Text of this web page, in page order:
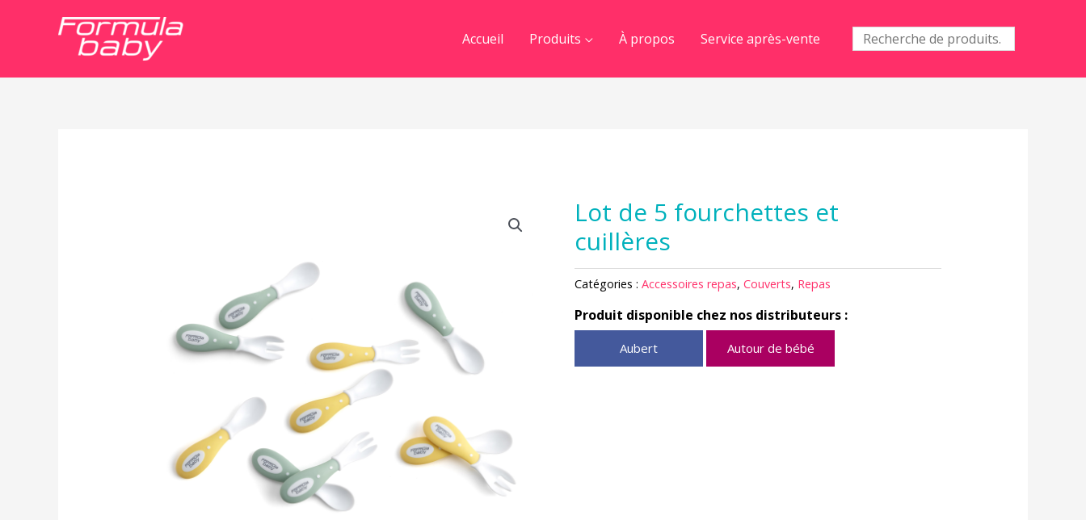
Accueil Produits À propos Service après-vente
Recherche
pour :
Lot de 5 fourchettes et
cuillères
Catégories :Accessoires repas,Couverts, Repas
Produit disponible chez nos distributeurs :
Aubert Autour de bébé